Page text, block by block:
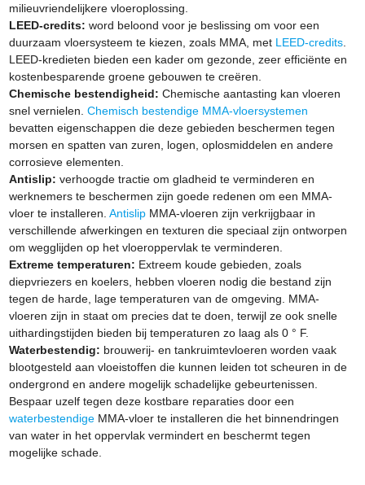
milieuvriendelijkere vloeroplossing.
LEED-credits: word beloond voor je beslissing om voor een
duurzaam vloersysteem te kiezen, zoals MMA, met LEED-credits
LEED-kredieten bieden een kader om gezonde, zeer efficiënte en
kostenbesparende groene gebouwen te creëren.
Chemische bestendigheid: Chemische aantasting kan vloeren
snel vernielen.Chemisch bestendige MMA-vloersystemen
bevatten eigenschappen die deze gebieden beschermen tegen
morsen en spatten van zuren, logen, oplosmiddelen en andere
corrosieve elementen.
Antislip: verhoogde tractie om gladheid te verminderen en
werknemers te beschermen zijn goede redenen om een ​​MMA-
vloer te installeren.Antislip MMA-vloeren zijn verkrijgbaar in
verschillende afwerkingen en texturen die speciaal zijn ontworpen
om wegglijden op het vloeroppervlak te verminderen.
Extreme temperaturen: Extreem koude gebieden, zoals
diepvriezers en koelers, hebben vloeren nodig die bestand zijn
tegen de harde, lage temperaturen van de omgeving. MMA-
vloeren zijn in staat om precies dat te doen, terwijl ze ook snelle
uithardingstijden bieden bij temperaturen zo laag als 0 ° F.
Waterbestendig: brouwerij- en tankruimtevloeren worden vaak
blootgesteld aan vloeistoffen die kunnen leiden tot scheuren in de
ondergrond en andere mogelijk schadelijke gebeurtenissen.
Bespaar uzelf tegen deze kostbare reparaties door een
waterbestendige MMA-vloer te installeren die het binnendringen
van water in het oppervlak vermindert en beschermt tegen
mogelijke schade.